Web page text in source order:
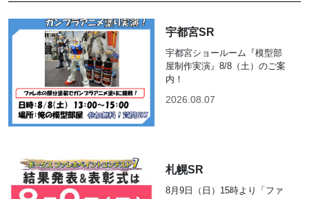
宇都宮SR
宇都宮ショールーム『模型部
屋制作実演』8/8（土）のご案
内！
2026.08.07
札幌SR
8月9日（日）15時より「ファ